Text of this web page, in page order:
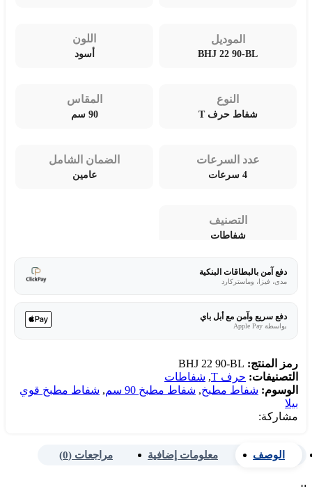
الموديل
BHJ 22 90-BL
اللون
أسود
النوع
شفاط حرف T
المقاس
90 سم
عدد السرعات
4 سرعات
الضمان الشامل
عامين
التصنيف
شفاطات
دفع آمن بالبطاقات البنكية
مدى، فيزا، وماستركارد
دفع سريع وآمن مع أبل باي
بواسطة Apple Pay
رمز المنتج: BHJ 22 90-BL
التصنيفات: حرف T , شفاطات
الوسوم: شفاط مطبخ, شفاط مطبخ 90 سم , شفاط مطبخ قوي
بيلا
مشاركة:
الوصف معلومات إضافية مراجعات (0)